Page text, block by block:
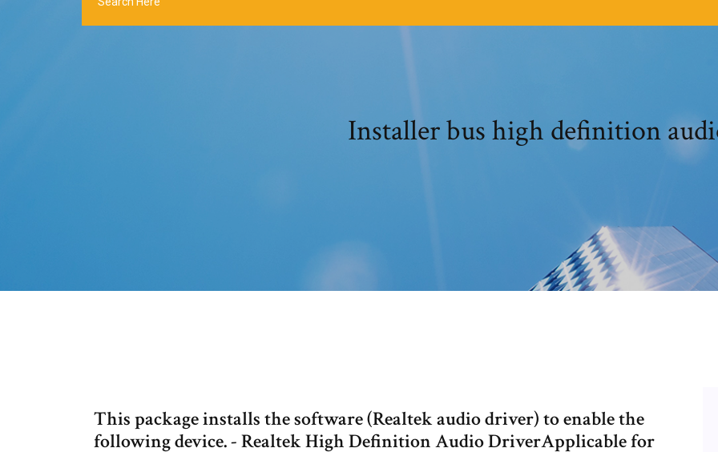
Installer bus high definition
This package installs the software (Realtek audio driver) to enable the
following device. - Realtek High Definition Audio DriverApplicable for